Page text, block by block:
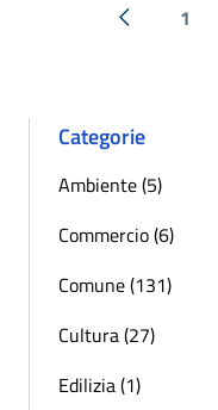
« Precedente
1
Categorie
Ambiente (5)
Commercio (6)
Comune (131)
Cultura (27)
Edilizia (1)